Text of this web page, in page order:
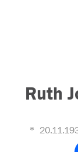
Ruth